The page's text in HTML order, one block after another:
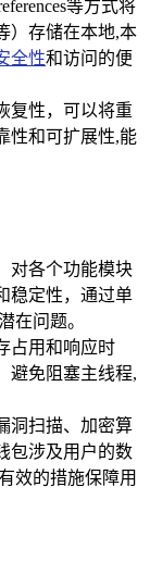
等方式将
）存储在本地,本
全性和访问的便
复性，可以将重
性和可扩展性,能
对各个功能模块
稳定性，通过单
在问题。
占用和响应时
避免阻塞主线程,
洞扫描、加密算
包涉及用户的数
效的措施保障用